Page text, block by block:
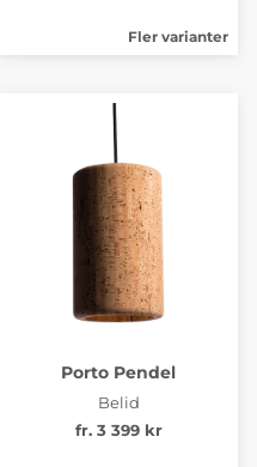
Fler varianter
Porto Pendel
Belid
fr. 3 399 kr